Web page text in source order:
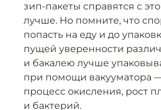
зип-пакеты справятся с
лучше. Но помните, что
попасть на еду и до
пущей уверенности
и бакалею лучше
при помощи вакууматора
процесс окисления, рост
и бактерий.